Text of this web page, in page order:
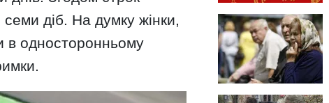
діб. На думку жінки,
в односторонньому